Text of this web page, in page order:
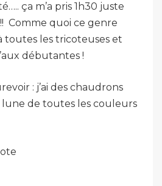
ça m’a pris 1h30 juste
Comme quoi ce genre
toutes les tricoteuses et
débutantes !
: j’ai des chaudrons
lune de toutes les couleurs